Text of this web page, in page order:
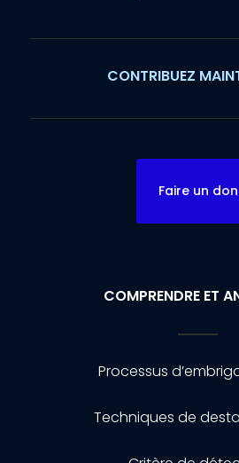
CONTRIBUEZ
Faire un don
COMPRENDRE ET
Processus
Techniques de